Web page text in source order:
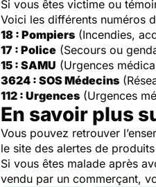
Si vous êtes victime ou
Voici les différents numéros
18 : Pompiers (Incendies,
17 : Police (Secours ou
15 : SAMU (Urgences
3624 : SOS Médecins
112 : Urgences (Urgences
En savoir plus
Vous pouvez retrouver
le site des alertes de
Si vous êtes malade après
vendu par un commerçant,